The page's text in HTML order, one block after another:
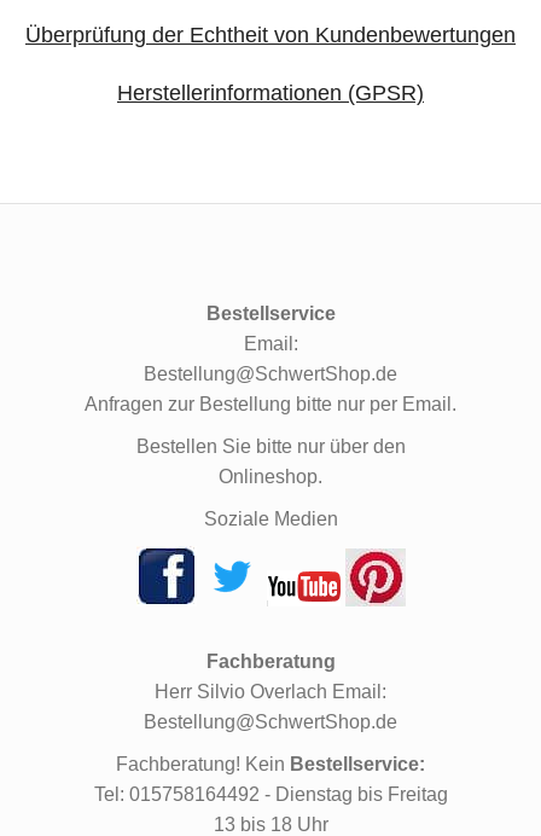
Überprüfung der Echtheit von Kundenbewertungen
Herstellerinformationen (GPSR)
Bestellservice
Email:
Bestellung@SchwertShop.de
Anfragen zur Bestellung bitte nur per Email.
Bestellen Sie bitte nur über den
Onlineshop.
Soziale Medien
Fachberatung
Herr Silvio Overlach Email:
Bestellung@SchwertShop.de
Fachberatung! Kein Bestellservice:
Tel: 015758164492 - Dienstag bis Freitag
13 bis 18 Uhr